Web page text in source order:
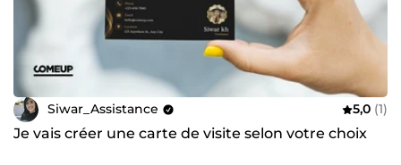
Siwar_Assistance 5,0 (1)
Je vais créer une carte de visite selon votre choix